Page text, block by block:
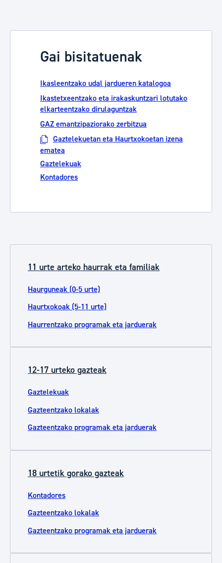
Gai bisitatuenak
Ikasleentzako udal jardueren katalogoa
Ikastetxeentzako eta irakaskuntzari lotutako
elkarteentzako dirulaguntzak
GAZ emantzipaziorako zerbitzua
Gaztelekuetan eta Haurtxokoetan izena
ematea
Gaztelekuak
Kontadores
11 urte arteko haurrak eta familiak
Haurguneak (0-5 urte)
Haurtxokoak (5-11 urte)
Haurrentzako programak eta jarduerak
12-17 urteko gazteak
Gaztelekuak
Gazteentzako lokalak
Gazteentzako programak eta jarduerak
18 urtetik gorako gazteak
Kontadores
Gazteentzako lokalak
Gazteentzako programak eta jarduerak